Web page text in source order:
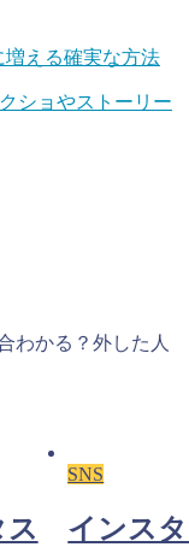
える確実な方法
ショやストーリー
わかる？外した人
SNS
インス